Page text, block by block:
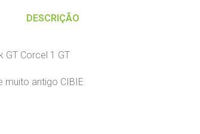
DESCRIÇÃO
GT Corcel 1 GT
antigo CIBIE